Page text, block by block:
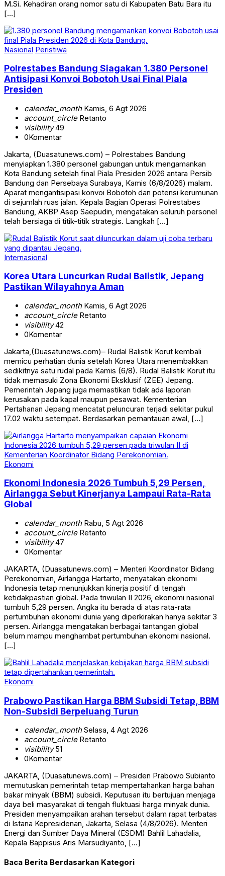
M.Si. Kehadiran orang nomor satu di Kabupaten Batu Bara itu
[…]
Nasional Peristiwa
Polrestabes Bandung Siagakan 1.380 Personel
Antisipasi Konvoi Bobotoh Usai Final Piala
Presiden
calendar_monthKamis, 6 Agt 2026
account_circleRetanto
visibility49
0Komentar
Jakarta, (Duasatunews.com) – Polrestabes Bandung
menyiapkan 1.380 personel gabungan untuk mengamankan
Kota Bandung setelah final Piala Presiden 2026 antara Persib
Bandung dan Persebaya Surabaya, Kamis (6/8/2026) malam.
Aparat mengantisipasi konvoi Bobotoh dan potensi kerumunan
di sejumlah ruas jalan. Kepala Bagian Operasi Polrestabes
Bandung, AKBP Asep Saepudin, mengatakan seluruh personel
telah bersiaga di titik-titik strategis. Langkah […]
Internasional
Korea Utara Luncurkan Rudal Balistik, Jepang
Pastikan Wilayahnya Aman
calendar_monthKamis, 6 Agt 2026
account_circleRetanto
visibility42
0Komentar
Jakarta,(Duasatunews.com)– Rudal Balistik Korut kembali
memicu perhatian dunia setelah Korea Utara menembakkan
sedikitnya satu rudal pada Kamis (6/8). Rudal Balistik Korut itu
tidak memasuki Zona Ekonomi Eksklusif (ZEE) Jepang.
Pemerintah Jepang juga memastikan tidak ada laporan
kerusakan pada kapal maupun pesawat. Kementerian
Pertahanan Jepang mencatat peluncuran terjadi sekitar pukul
17.02 waktu setempat. Berdasarkan pemantauan awal, […]
Ekonomi
Ekonomi Indonesia 2026 Tumbuh 5,29 Persen,
Airlangga Sebut Kinerjanya Lampaui Rata-Rata
Global
calendar_monthRabu, 5 Agt 2026
account_circleRetanto
visibility47
0Komentar
JAKARTA, (Duasatunews.com) – Menteri Koordinator Bidang
Perekonomian, Airlangga Hartarto, menyatakan ekonomi
Indonesia tetap menunjukkan kinerja positif di tengah
ketidakpastian global. Pada triwulan II 2026, ekonomi nasional
tumbuh 5,29 persen. Angka itu berada di atas rata-rata
pertumbuhan ekonomi dunia yang diperkirakan hanya sekitar 3
persen. Airlangga mengatakan berbagai tantangan global
belum mampu menghambat pertumbuhan ekonomi nasional.
[…]
Ekonomi
Prabowo Pastikan Harga BBM Subsidi Tetap, BBM
Non-Subsidi Berpeluang Turun
calendar_monthSelasa, 4 Agt 2026
account_circleRetanto
visibility51
0Komentar
JAKARTA, (Duasatunews.com) – Presiden Prabowo Subianto
memutuskan pemerintah tetap mempertahankan harga bahan
bakar minyak (BBM) subsidi. Keputusan itu bertujuan menjaga
daya beli masyarakat di tengah fluktuasi harga minyak dunia.
Presiden menyampaikan arahan tersebut dalam rapat terbatas
di Istana Kepresidenan, Jakarta, Selasa (4/8/2026). Menteri
Energi dan Sumber Daya Mineral (ESDM) Bahlil Lahadalia,
Kepala Bappisus Aris Marsudiyanto, […]
Baca Berita Berdasarkan Kategori